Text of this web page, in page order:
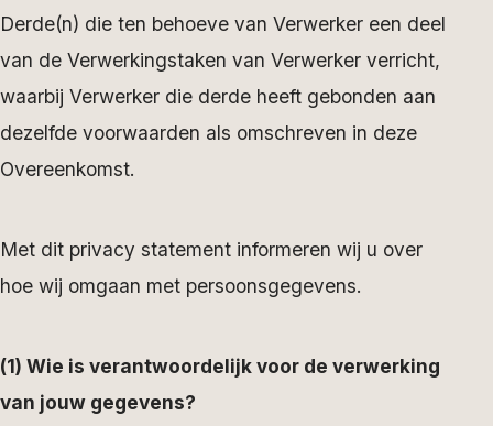
Derde(n) die ten behoeve van Verwerker een deel
van de Verwerkingstaken van Verwerker verricht,
waarbij Verwerker die derde heeft gebonden aan
dezelfde voorwaarden als omschreven in deze
Overeenkomst.
Met dit privacy statement informeren wij u over
hoe wij omgaan met persoonsgegevens.
(1) Wie is verantwoordelijk voor de verwerking
van jouw gegevens?